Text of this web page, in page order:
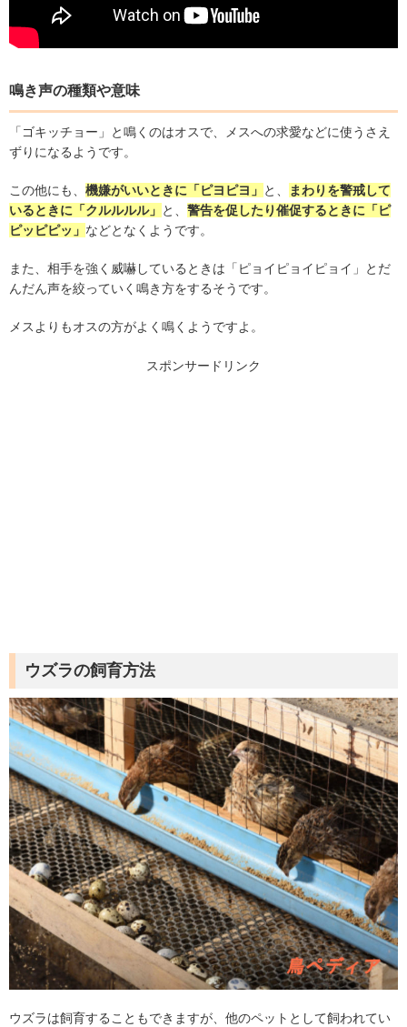
鳴き声の種類や意味
「ゴキッチョー」と鳴くのはオスで、メスへの求愛などに使うさえ
ずりになるようです。
この他にも、 機嫌がいいときに「ピヨピヨ」 と、
まわりを警戒して
いるときに「クルルルル」 と、 警告を促したり催促するときに 「ピ
ピッピピッ」 などとなくようです。
また、相手を強く威嚇しているときは「ピョイピョイピョイ」とだ
んだん声を絞っていく鳴き方をするそうです。
メスよりもオスの方がよく鳴くようですよ。
スポンサードリンク
ウズラの飼育方法
ウズラは飼育することもできますが、他のペットとして飼われてい